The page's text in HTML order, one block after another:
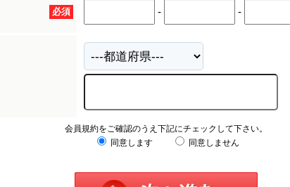
必須 - -
会員規約をご確認のうえ下記にチェックして下さい。
同意します
同意しません